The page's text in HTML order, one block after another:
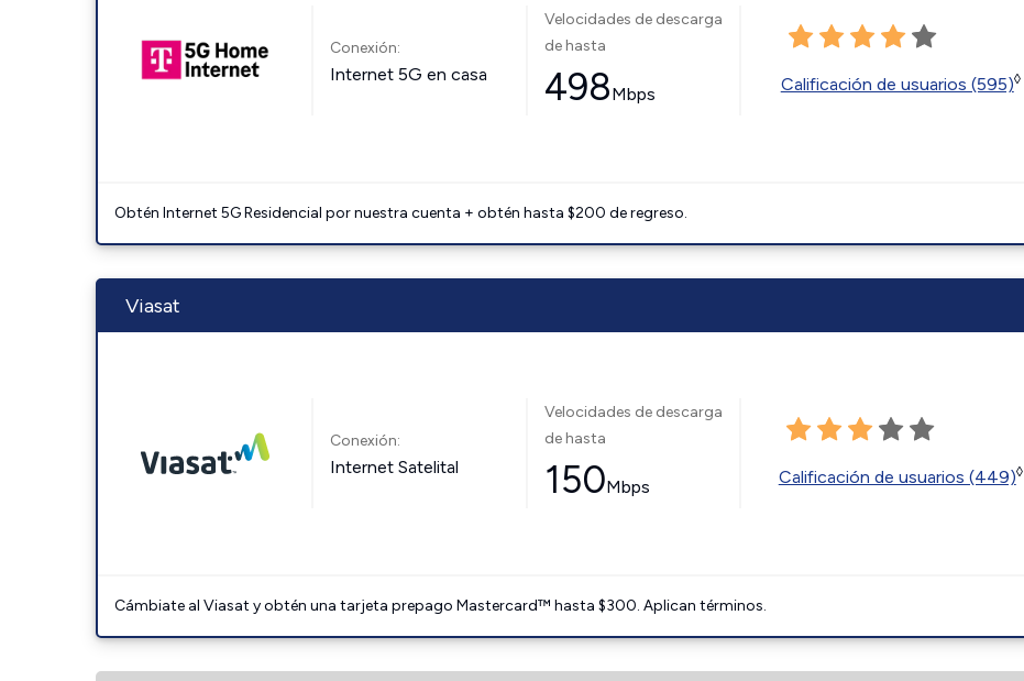
Conexión:
Internet 5G en casa
Velocidades de descarga
de hasta
498Mbps Calificación de usuarios (595)◊
Obtén Internet 5G Residencial por nuestra cuenta + obtén hasta $200 de regreso.
Viasat
Conexión:
Internet Satelital
Velocidades de descarga
de hasta
150Mbps Calificación de usuarios (449)◊
Cámbiate al Viasat y obtén una tarjeta prepago Mastercard™ hasta $300. Aplican términos.